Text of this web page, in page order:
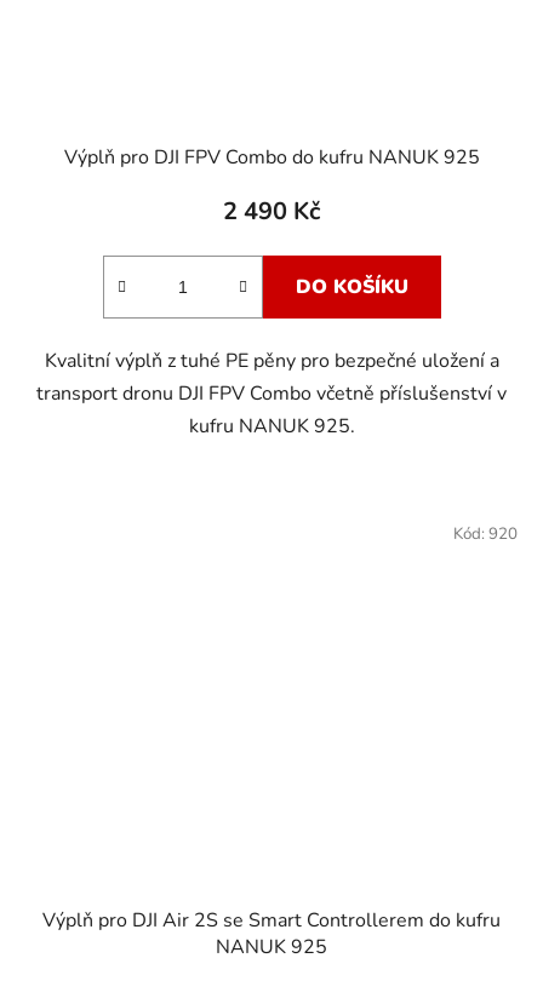
Výplň pro DJI FPV Combo do kufru NANUK 925
2 490 Kč
DO KOŠÍKU
Kvalitní výplň z tuhé PE pěny pro bezpečné uložení a
transport dronu DJI FPV Combo včetně příslušenství v
kufru NANUK 925.
Výplň pro DJI Air 2S se Smart Controllerem do kufru
NANUK 925
Kód: 920